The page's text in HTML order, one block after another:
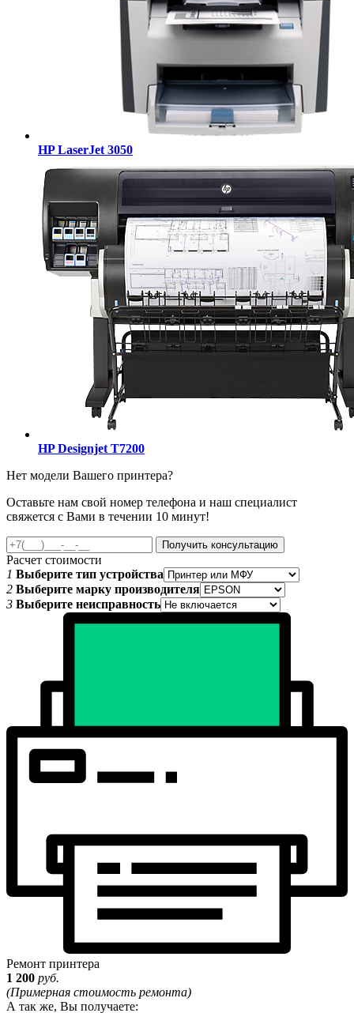
HP LaserJet 3050
HP Designjet T7200
Нет модели Вашего принтера?
Оставьте нам свой номер телефона и наш специалист
свяжется с Вами в течении 10 минут!
Получить консультацию
Расчет стоимости
1 Выберите тип устройства
2 Выберите марку производителя
3 Выберите неисправность
Ремонт принтера
1 200 руб.
(Примерная стоимость ремонта)
А так же, Вы получаете: